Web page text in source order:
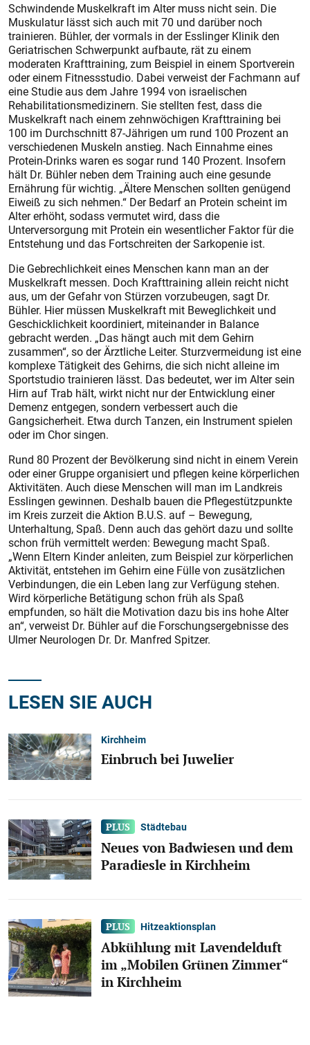
Schwindende Muskelkraft im Alter muss nicht sein. Die
Muskulatur lässt sich auch mit 70 und darüber noch
trainieren. Bühler, der vormals in der Esslinger Klinik den
Geriatrischen Schwerpunkt aufbaute, rät zu einem
moderaten Krafttraining, zum Beispiel in einem Sportverein
oder einem Fitnessstudio. Dabei verweist der Fachmann auf
eine Studie aus dem Jahre 1994 von israelischen
Rehabilitationsmedizinern. Sie stellten fest, dass die
Muskelkraft nach einem zehnwöchigen Krafttraining bei
100 im Durchschnitt 87-Jährigen um rund 100 Prozent an
verschiedenen Muskeln anstieg. Nach Einnahme eines
Protein-Drinks waren es sogar rund 140 Prozent. Insofern
hält Dr. Bühler neben dem Training auch eine gesunde
Ernährung für wichtig. „Ältere Menschen sollten genügend
Eiweiß zu sich nehmen.“ Der Bedarf an Protein scheint im
Alter erhöht, sodass vermutet wird, dass die
Unterversorgung mit Protein ein wesentlicher Faktor für die
Entstehung und das Fortschreiten der Sarkopenie ist.
Die Gebrechlichkeit eines Menschen kann man an der
Muskelkraft messen. Doch Krafttraining allein reicht nicht
aus, um der Gefahr von Stürzen vorzubeugen, sagt Dr.
Bühler. Hier müssen Muskelkraft mit Beweglichkeit und
Geschicklichkeit koordiniert, miteinander in Balance
gebracht werden. „Das hängt auch mit dem Gehirn
zusammen“, so der Ärztliche Leiter. Sturzvermeidung ist eine
komplexe Tätigkeit des Gehirns, die sich nicht alleine im
Sportstudio trainieren lässt. Das bedeutet, wer im Alter sein
Hirn auf Trab hält, wirkt nicht nur der Entwicklung einer
Demenz entgegen, sondern verbessert auch die
Gangsicherheit. Etwa durch Tanzen, ein Ins­trument spielen
oder im Chor singen.
Rund 80 Prozent der Bevölkerung sind nicht in einem Verein
oder einer Gruppe organisiert und pflegen keine körperlichen
Aktivitäten. Auch diese Menschen will man im Landkreis
Esslingen gewinnen. Deshalb bauen die Pflegestützpunkte
im Kreis zurzeit die Aktion B.U.S. auf – Bewegung,
Unterhaltung, Spaß. Denn auch das gehört dazu und sollte
schon früh vermittelt werden: Bewegung macht Spaß.
„Wenn Eltern Kinder anleiten, zum Beispiel zur körperlichen
Aktivität, entstehen im Gehirn eine Fülle von zusätzlichen
Verbindungen, die ein Leben lang zur Verfügung stehen.
Wird körperliche Betätigung schon früh als Spaß
empfunden, so hält die Motivation dazu bis ins hohe Alter
an“, verweist Dr. Bühler auf die Forschungsergebnisse des
Ulmer Neurologen Dr. Dr. Manfred Spitzer.
LESEN SIE AUCH
Kirchheim
Einbruch bei Juwelier
Städtebau
Neues von Badwiesen und dem
Paradiesle in Kirchheim
Hitzeaktionsplan
Abkühlung mit Lavendelduft
im „Mobilen Grünen Zimmer“
in Kirchheim